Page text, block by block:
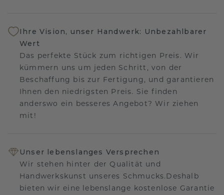
Ihre Vision, unser Handwerk: Unbezahlbarer
Wert
Das perfekte Stück zum richtigen Preis. Wir
kümmern uns um jeden Schritt, von der
Beschaffung bis zur Fertigung, und garantieren
Ihnen den niedrigsten Preis. Sie finden
anderswo ein besseres Angebot? Wir ziehen
mit!
Unser lebenslanges Versprechen
Wir stehen hinter der Qualität und
Handwerkskunst unseres Schmucks.Deshalb
bieten wir eine lebenslange kostenlose Garantie